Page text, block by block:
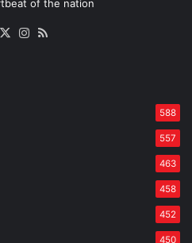
of the nation
Facebook
X Instagram
588
557
463
458
452
450